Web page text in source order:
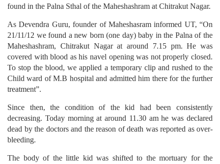
found in the Palna Sthal of the Maheshashram at Chitrakut Nagar.
As Devendra Guru, founder of Maheshasram informed UT, “On
21/11/12 we found a new born (one day) baby in the Palna of the
Maheshashram, Chitrakut Nagar at around 7.15 pm. He was
covered with blood as his navel opening was not properly closed.
To stop the blood, we applied a temporary clip and rushed to the
Child ward of M.B hospital and admitted him there for the further
treatment”.
Since then, the condition of the kid had been consistently
decreasing. Today morning at around 11.30 am he was declared
dead by the doctors and the reason of death was reported as over-
bleeding.
The body of the little kid was shifted to the mortuary for the